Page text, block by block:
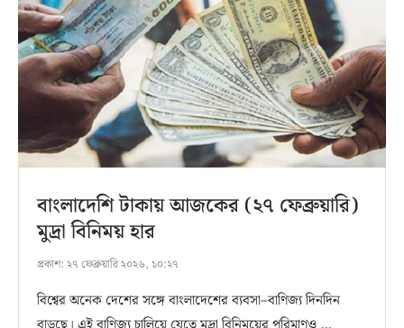
বাংলাদেশি টাকায় আজকের (২৭ ফেব্রুয়ারি)
মুদ্রা বিনিময় হার
প্রকাশ: ২৭ ফেব্রুয়ারি ২০২৬, ১০:২৭
বিশ্বের অনেক দেশের সঙ্গে বাংলাদেশের ব্যবসা–বাণিজ্য দিনদিন